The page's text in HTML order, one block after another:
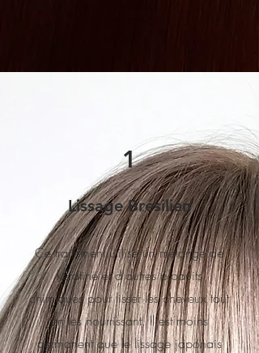
1
Lissage Brésilien
Ce traitement utilise un mélange de
kératine et d'autres produits
chimiques pour lisser les cheveux tout
en les nourrissant. Il est moins
permanent que le lissage japonais